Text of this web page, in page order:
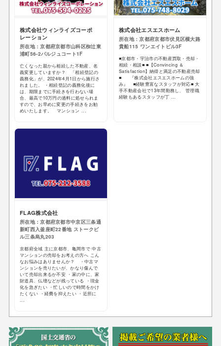
株式会社ウィンライズコーポ
レーション
所在地：京都府京都市山科区椥辻東
浦町56-2パルジュコート1F
亡くなった親から相続した不動産、名
義変更していますか？ 「相続登記の
義務化」が、2024年4月1日から施行さ
れました。 ・相続登記の義務化後に
は、期限までに手続きを行わない場
合、最高で10万円の過料に処せられま
すので、お早めに変更の手続きをお勧
めいたします。 マンション ...
株式会社エスエスホーム
所在地：京都府京都市伏見区横大路
貴船115 ワンエイトビル3F
■京都市・宇治市の不動産買取・売却・
相続・相談■ ■【Convincing ＆
Satisfaction】納得と満足の不動産売却
■ 『株式会社エスエスホームの強
み』 ■経験豊富なスタッフが対応■ 大
手不動産会社で13年間勤務し、 管理職
経験もあるスタッフが丁 ...
FLAG株式会社
所在地：京都府京都市中京区三条通
新町西入釜座町22番地 ストークビ
ル三条烏丸203
京都府全域 主に京都市、亀岡市で 中古
マンションの売却をお考えの方へ こん
なお悩みはありませんか？ ・中古マ
ンションを売りたいが、かなり傷んで
いて売却出来るか不安 ・家の中に、家
財道具、仏壇などが残っている ・現金
化を急ぎたい ・忙しいので時間をかけ
たくない ・経費を抑えたい ・近所に
...